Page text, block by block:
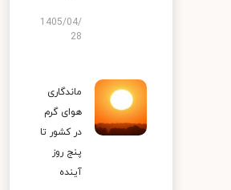
1405/04/
28
ماندگاری
هوای گرم
در کشور تا
پنج روز
آینده